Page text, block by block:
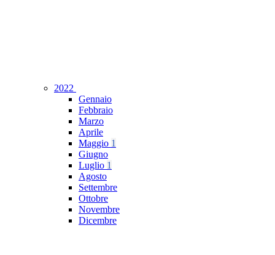
2022
Gennaio
Febbraio
Marzo
Aprile
Maggio 1
Giugno
Luglio 1
Agosto
Settembre
Ottobre
Novembre
Dicembre